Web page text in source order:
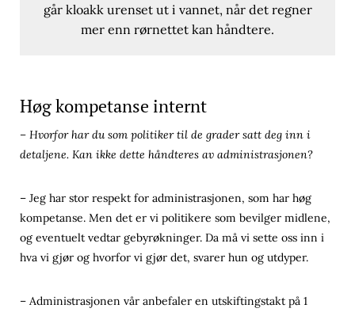
går kloakk urenset ut i vannet, når det regner
mer enn rørnettet kan håndtere.
Høg kompetanse internt
– Hvorfor har du som politiker til de grader satt deg inn i
detaljene. Kan ikke dette håndteres av administrasjonen?
– Jeg har stor respekt for administrasjonen, som har høg
kompetanse. Men det er vi politikere som bevilger midlene,
og eventuelt vedtar gebyrøkninger. Da må vi sette oss inn i
hva vi gjør og hvorfor vi gjør det, svarer hun og utdyper.
– Administrasjonen vår anbefaler en utskiftingstakt på 1